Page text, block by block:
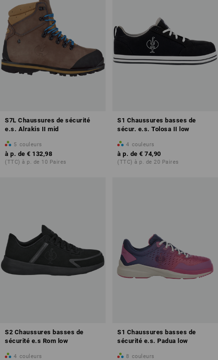
S7L Chaussures de sécurité
e.s. Alrakis II mid
5 couleurs
à p. de € 132,98
(TTC) à p. de 10 Paires
S1 Chaussures basses de
sécur. e.s. Tolosa II low
4 couleurs
à p. de € 74,90
(TTC) à p. de 20 Paires
S2 Chaussures basses de
sécurité e.s Rom low
4 couleurs
S1 Chaussures basses de
sécurité e.s. Padua low
8 couleurs